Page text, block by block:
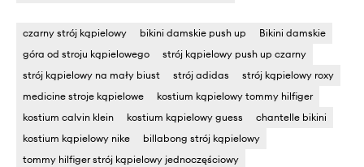
czarny strój kąpielowy bikini damskie push up
Bikini damskie
góra od stroju kąpielowego
strój kąpielowy push up czarny
strój kąpielowy na mały biust
strój adidas
strój kąpielowy roxy
medicine stroje kąpielowe
kostium kąpielowy tommy hilfiger
kostium calvin klein
kostium kąpielowy guess
chantelle bikini
kostium kąpielowy nike
billabong strój kąpielowy
tommy hilfiger strój kąpielowy jednoczęściowy